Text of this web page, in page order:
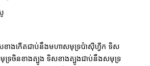
ាងកើតជាប់នឹងមហាសមុទ្រប៉ាស៊ីហ្វីក ទិស
រចិនខាងត្បូង ទិសខាងត្បូងជាប់នឹងសមុទ្រ